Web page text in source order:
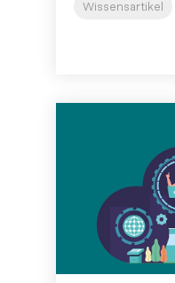
Wissensartikel